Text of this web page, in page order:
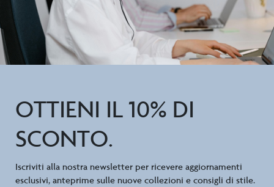
OTTIENI IL 10% DI
SCONTO.
Iscriviti alla nostra newsletter per ricevere aggiornamenti
esclusivi, anteprime sulle nuove collezioni e consigli di stile.